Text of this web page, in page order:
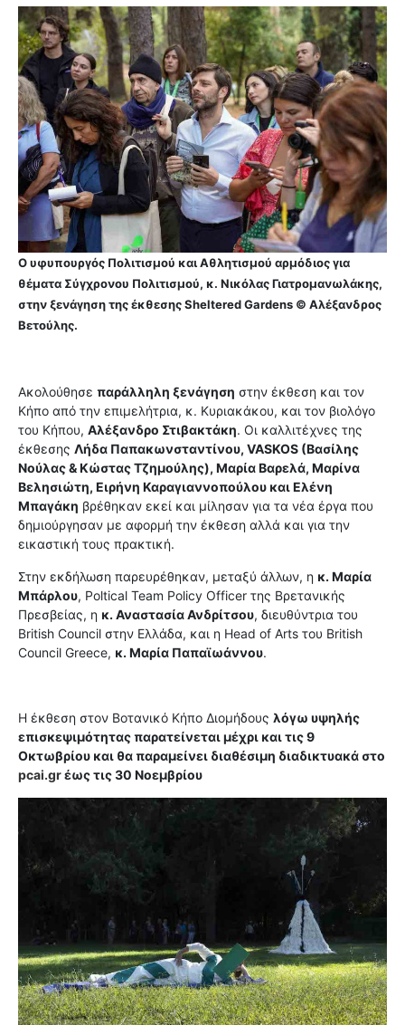
Ο υφυπουργός Πολιτισμού και Αθλητισμού αρμόδιος για
θέματα Σύγχρονου Πολιτισμού, κ. Νικόλας Γιατρομανωλάκης,
στην ξενάγηση της έκθεσης Sheltered Gardens © Αλέξανδρος
Βετούλης.
Ακολούθησε παράλληλη ξενάγηση στην έκθεση και τον
Κήπο από την επιμελήτρια, κ. Κυριακάκου, και τον βιολόγο
του Κήπου, Αλέξανδρο Στιβακτάκη. Οι καλλιτέχνες της
έκθεσης Λήδα Παπακωνσταντίνου, VASKOS (Βασίλης
Νούλας & Κώστας Τζημούλης), Μαρία Βαρελά, Μαρίνα
Βελησιώτη, Ειρήνη Καραγιαννοπούλου και Ελένη
Μπαγάκη βρέθηκαν εκεί και μίλησαν για τα νέα έργα που
δημιούργησαν με αφορμή την έκθεση αλλά και για την
εικαστική τους πρακτική.
Στην εκδήλωση παρευρέθηκαν, μεταξύ άλλων, η κ. Μαρία
Μπάρλου, Poltical Team Policy Officer της Βρετανικής
Πρεσβείας, η κ. Αναστασία Ανδρίτσου, διευθύντρια του
British Council στην Ελλάδα, και η Head of Arts του British
Council Greece, κ. Μαρία Παπαϊωάννου.
Η έκθεση στον Βοτανικό Κήπο Διομήδους λόγω υψηλής
επισκεψιμότητας παρατείνεται μέχρι και τις 9
Οκτωβρίου και θα παραμείνει διαθέσιμη διαδικτυακά στο
pcai.grέως τις 30 Νοεμβρίου